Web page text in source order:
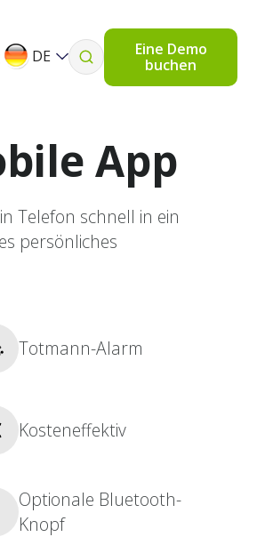
DE
Eine Demo
buchen
App
Telefon schnell in ein
persönliches
Totmann-Alarm
Kosteneffektiv
Optionale Bluetooth-
Knopf